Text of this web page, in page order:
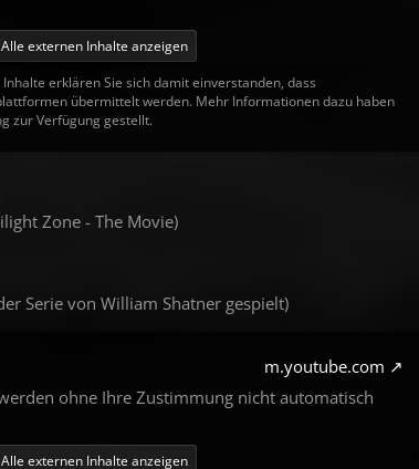
Alle externen Inhalte anzeigen
erklären Sie sich damit einverstanden, dass
übermittelt werden. Mehr Informationen dazu haben
zur Verfügung gestellt.
Zone - The Movie)
Serie von William Shatner gespielt)
m.youtube.com
ohne Ihre Zustimmung nicht automatisch
Alle externen Inhalte anzeigen